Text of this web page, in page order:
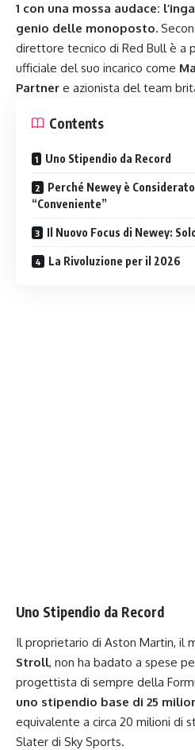
1 con una mossa audace:
genio delle monoposto.
direttore tecnico di Red Bull è a
ufficiale del suo incarico come
Partner e azionista del team
Contents
Uno Stipendio da Record
Perché Newey è
“Conveniente”
Il Nuovo Focus di Newey:
La Rivoluzione per il 2026
Uno Stipendio da Record
Il proprietario di Aston Martin, il
Stroll, non ha badato a spese
progettista di sempre della
uno stipendio base di 25
equivalente a circa 20 milioni di
Slater di Sky Sports.